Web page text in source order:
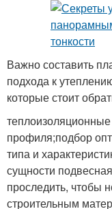
Важно составить
подхода к
которые стоит
профиля;подбор
типа и
сущности
проследить, чтобы
строительным